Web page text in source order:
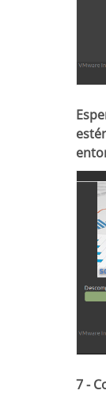
Espere hasta que todos los componentes
7 -